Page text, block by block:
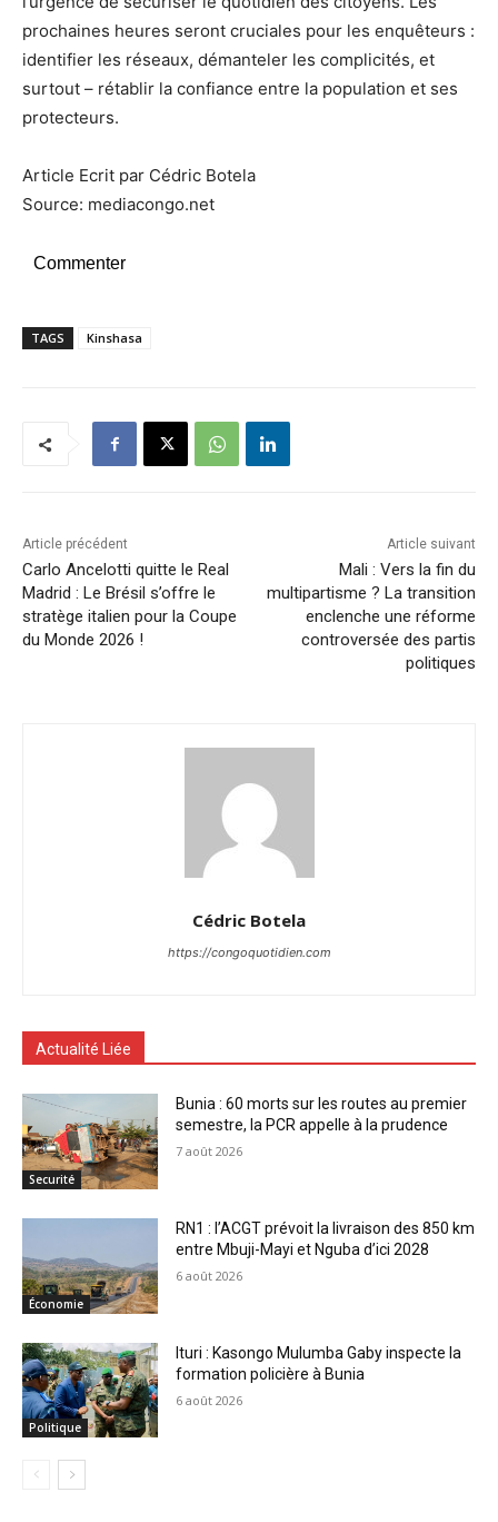
prochaines heures seront cruciales pour les enquêteurs :
identifier les réseaux, démanteler les complicités, et
surtout – rétablir la confiance entre la population et ses
protecteurs.
Article Ecrit par Cédric Botela
Source: mediacongo.net
Commenter
TAGS Kinshasa
Article précédent
Carlo Ancelotti quitte le Real
Madrid : Le Brésil s’offre le
stratège italien pour la Coupe
du Monde 2026 !
Article suivant
Mali : Vers la fin du
multipartisme ? La transition
enclenche une réforme
controversée des partis
politiques
Cédric Botela
https://congoquotidien.com
Actualité Liée
Securité
Bunia : 60 morts sur les routes au premier
semestre, la PCR appelle à la prudence
7 août 2026
Économie
RN1 : l’ACGT prévoit la livraison des 850 km
entre Mbuji-Mayi et Nguba d’ici 2028
6 août 2026
Politique
Ituri : Kasongo Mulumba Gaby inspecte la
formation policière à Bunia
6 août 2026